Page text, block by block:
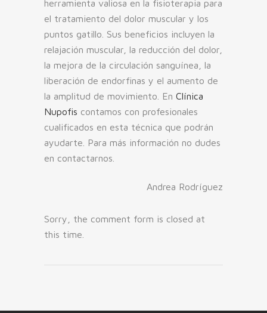
herramienta valiosa en la fisioterapia para
el tratamiento del dolor muscular y los
puntos gatillo. Sus beneficios incluyen la
relajación muscular, la reducción del dolor,
la mejora de la circulación sanguínea, la
liberación de endorfinas y el aumento de
la amplitud de movimiento. En Clínica
Nupofis contamos con profesionales
cualificados en esta técnica que podrán
ayudarte. Para más información no dudes
en contactarnos.
Andrea Rodríguez
Sorry, the comment form is closed at
this time.